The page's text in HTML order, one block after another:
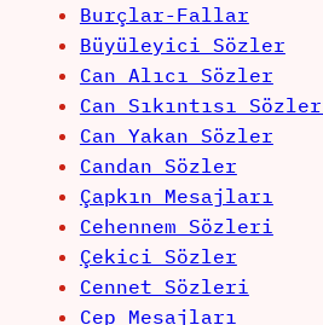
Burçlar-Fallar
Büyüleyici Sözler
Can Alıcı Sözler
Can Sıkıntısı
Can Yakan Sözler
Candan Sözler
Çapkın Mesajları
Cehennem Sözleri
Çekici Sözler
Cennet Sözleri
Cep Mesajları